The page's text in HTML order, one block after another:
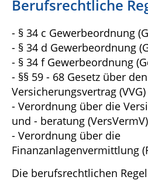
Berufsrechtliche
- § 34 c Gewerbeordnung
- § 34 d Gewerbeordnung
- § 34 f Gewerbeordnung
- §§ 59 - 68 Gesetz über den
Versicherungsvertrag (VVG)
- Verordnung über die
und - beratung (VersVermV)
- Verordnung über die
Finanzanlagenvermittlung
Die berufsrechtlichen